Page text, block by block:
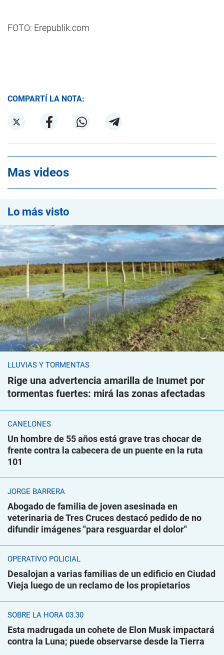
FOTO: Erepublik.com
COMPARTÍ LA NOTA:
Mas videos
Lo más visto
LLUVIAS Y TORMENTAS
Rige una advertencia amarilla de Inumet por
tormentas fuertes: mirá las zonas afectadas
CANELONES
Un hombre de 55 años está grave tras chocar de
frente contra la cabecera de un puente en la ruta
101
JORGE BARRERA
Abogado de familia de joven asesinada en
veterinaria de Tres Cruces destacó pedido de no
difundir imágenes "para resguardar el dolor"
OPERATIVO POLICIAL
Desalojan a varias familias de un edificio en Ciudad
Vieja luego de un reclamo de los propietarios
SOBRE LA HORA 03.30
Esta madrugada un cohete de Elon Musk impactará
contra la Luna; puede observarse desde la Tierra